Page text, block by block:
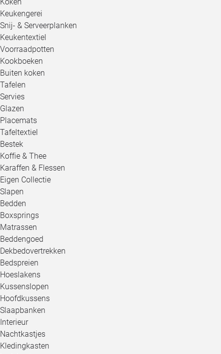
Keukengerei
Snij- & Serveerplanken
Keukentextiel
Voorraadpotten
Kookboeken
Buiten koken
Tafelen
Servies
Glazen
Placemats
Tafeltextiel
Bestek
Koffie & Thee
Karaffen & Flessen
Eigen Collectie
Slapen
Bedden
Boxsprings
Matrassen
Beddengoed
Dekbedovertrekken
Bedspreien
Hoeslakens
Kussenslopen
Hoofdkussens
Slaapbanken
Interieur
Nachtkastjes
Kledingkasten